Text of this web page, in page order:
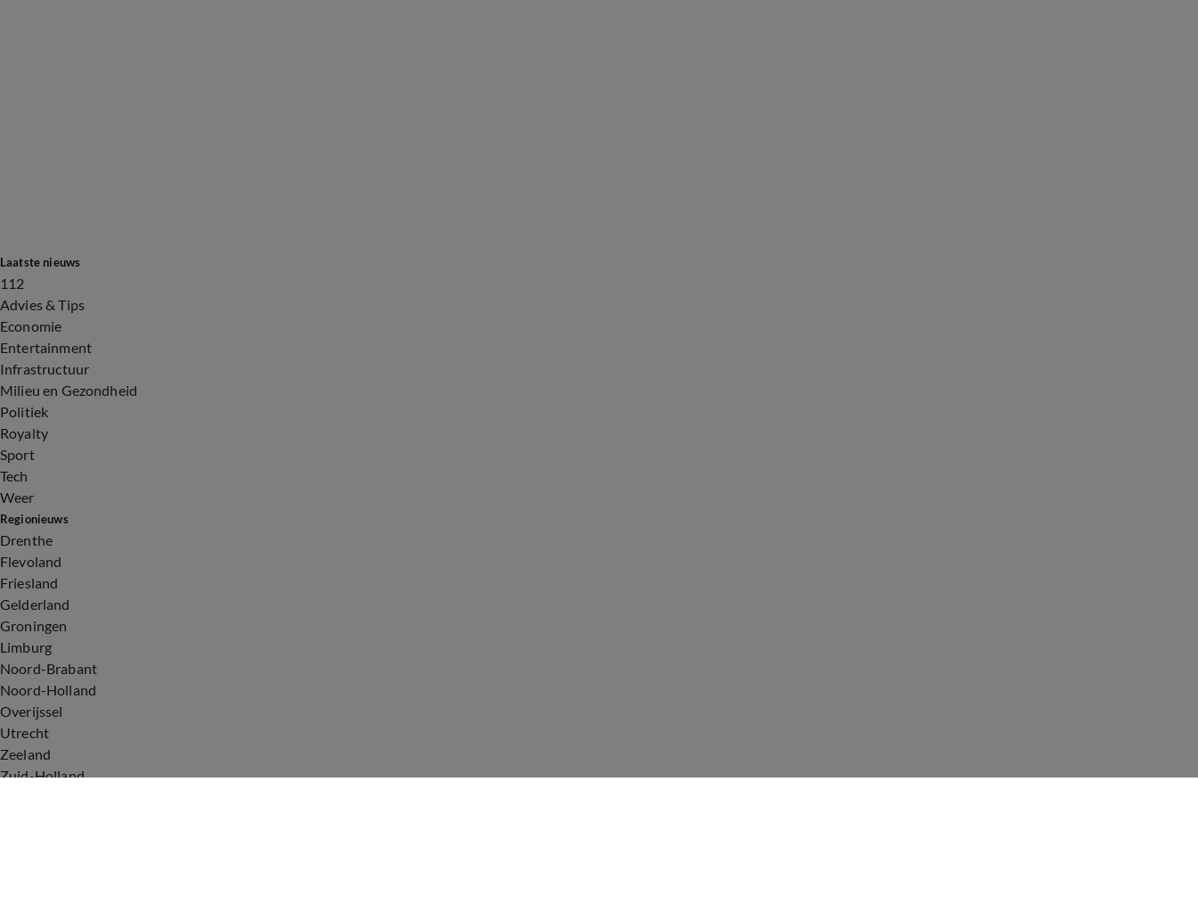
Laatste nieuws
112
Advies & Tips
Economie
Entertainment
Infrastructuur
Milieu en Gezondheid
Politiek
Royalty
Sport
Tech
Weer
Regionieuws
Drenthe
Flevoland
Friesland
Gelderland
Groningen
Limburg
Noord-Brabant
Noord-Holland
Overijssel
Utrecht
Zeeland
Zuid-Holland